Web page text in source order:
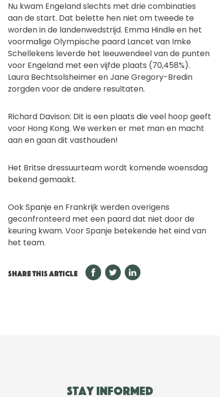
Nu kwam Engeland slechts met drie combinaties
aan de start. Dat belette hen niet om tweede te
worden in de landenwedstrijd. Emma Hindle en het
voormalige Olympische paard Lancet van Imke
Schellekens leverde het leeuwendeel van de punten
voor Engeland met een vijfde plaats (70,458%).
Laura Bechtsolsheimer en Jane Gregory-Bredin
zorgden voor de andere resultaten.
Richard Davison: Dit is een plaats die veel hoop geeft
voor Hong Kong. We werken er met man en macht
aan en gaan dit vasthouden!
Het Britse dressuurteam wordt komende woensdag
bekend gemaakt.
Ook Spanje en Frankrijk werden overigens
geconfronteerd met een paard dat niet door de
keuring kwam. Voor Spanje betekende het eind van
het team.
SHARE THIS ARTICLE
Stay informed